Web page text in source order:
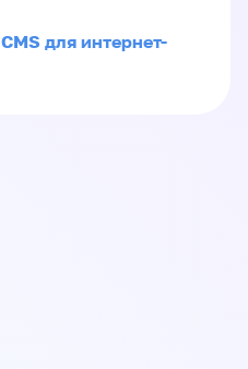
CMS для интернет-